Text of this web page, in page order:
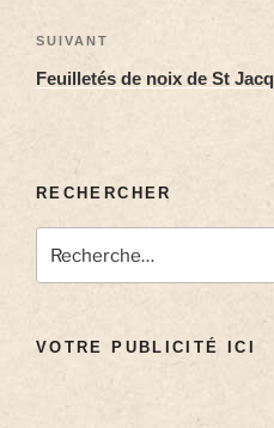
SUIVANT
Feuilletés de noix de St
RECHERCHER
VOTRE PUBLICITÉ ICI